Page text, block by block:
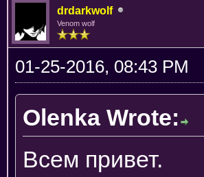
drdarkwolf
Venom wolf
01-25-2016, 08:43 PM
Olenka Wrote:
Всем привет.